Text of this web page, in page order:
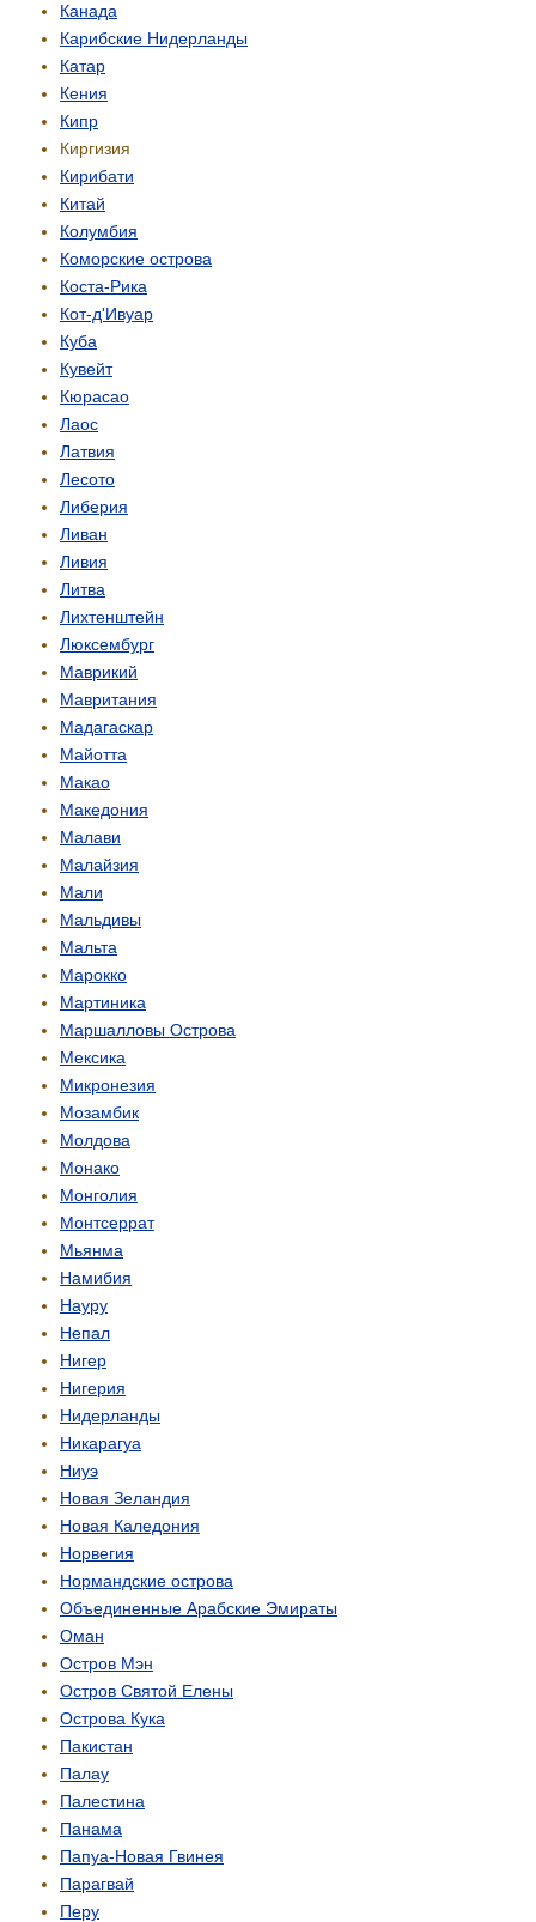
Канада
Карибские Нидерланды
Катар
Кения
Кипр
Киргизия
Кирибати
Китай
Колумбия
Коморские острова
Коста-Рика
Кот-д'Ивуар
Куба
Кувейт
Кюрасао
Лаос
Латвия
Лесото
Либерия
Ливан
Ливия
Литва
Лихтенштейн
Люксембург
Маврикий
Мавритания
Мадагаскар
Майотта
Макао
Македония
Малави
Малайзия
Мали
Мальдивы
Мальта
Марокко
Мартиника
Маршалловы Острова
Мексика
Микронезия
Мозамбик
Молдова
Монако
Монголия
Монтсеррат
Мьянма
Намибия
Науру
Непал
Нигер
Нигерия
Нидерланды
Никарагуа
Ниуэ
Новая Зеландия
Новая Каледония
Норвегия
Нормандские острова
Объединенные Арабские Эмираты
Оман
Остров Мэн
Остров Святой Елены
Острова Кука
Пакистан
Палау
Палестина
Панама
Папуа-Новая Гвинея
Парагвай
Перу